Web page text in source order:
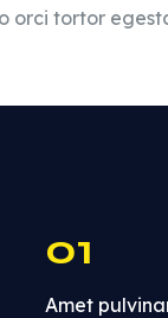
orci tortor
01
Amet